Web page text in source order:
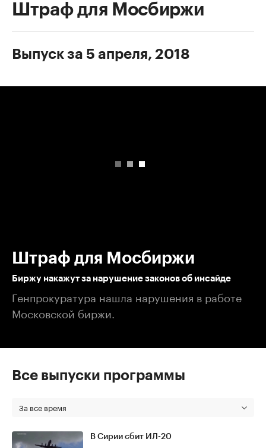
Штраф для Мосбиржи
Выпуск за 5 апреля, 2018
Штраф для Мосбиржи
Биржу накажут за нарушение законов об инсайде
Генпрокуратура нашла нарушения в работе
Московской биржи.
Все выпуски программы
За все время
В Сирии сбит ИЛ-20